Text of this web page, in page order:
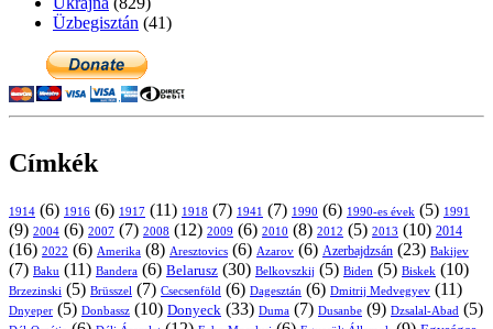
Üzbegisztán (41)
Címkék
1914 (6) 1916 (6) 1917 (11) 1918 (7) 1941 (7) 1990 (6) 1990-es évek (5) 1991
(9) 2004 (6) 2007 (7) 2008 (12) 2009 (6) 2010 (8) 2012 (5) 2013 (10) 2014
(16) 2022 (6) Amerika (8) Aresztovics (6) Azarov (6) Azerbajdzsán (23) Bakijev
(7) Baku (11) Bandera (6) Belarusz (30) Belkovszkij (5) Biden (5) Biskek (10)
Brzezinski (5) Brüsszel (7) Csecsenföld (6) Dagesztán (6) Dmitrij Medvegyev (11)
Dnyeper (5) Donbassz (10) Donyeck (33) Duma (7) Dusanbe (9) Dzsalal-Abad (5)